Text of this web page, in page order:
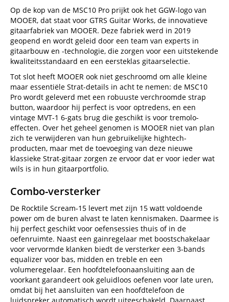
Op de kop van de MSC10 Pro prijkt ook het GGW-logo van
MOOER, dat staat voor GTRS Guitar Works, de innovatieve
gitaarfabriek van MOOER. Deze fabriek werd in 2019
geopend en wordt geleid door een team van experts in
gitaarbouw en -technologie, die zorgen voor een uitstekende
kwaliteitsstandaard en een eersteklas gitaarselectie.
Tot slot heeft MOOER ook niet geschroomd om alle kleine
maar essentiële Strat-details in acht te nemen: de MSC10
Pro wordt geleverd met een robuuste verchroomde strap
button, waardoor hij perfect is voor optredens, en een
vintage MVT-1 6-gats brug die geschikt is voor tremolo-
effecten. Over het geheel genomen is MOOER niet van plan
zich te verwijderen van hun gebruikelijke hightech-
producten, maar met de toevoeging van deze nieuwe
klassieke Strat-gitaar zorgen ze ervoor dat er voor ieder wat
wils is in hun gitaarportfolio.
Combo-versterker
De Rocktile Scream-15 levert met zijn 15 watt voldoende
power om de buren alvast te laten kennismaken. Daarmee is
hij perfect geschikt voor oefensessies thuis of in de
oefenruimte. Naast een gainregelaar met boostschakelaar
voor vervormde klanken biedt de versterker een 3-bands
equalizer voor bas, midden en treble en een
volumeregelaar. Een hoofdtelefoonaansluiting aan de
voorkant garandeert ook geluidloos oefenen voor late uren,
omdat bij het aansluiten van een hoofdtelefoon de